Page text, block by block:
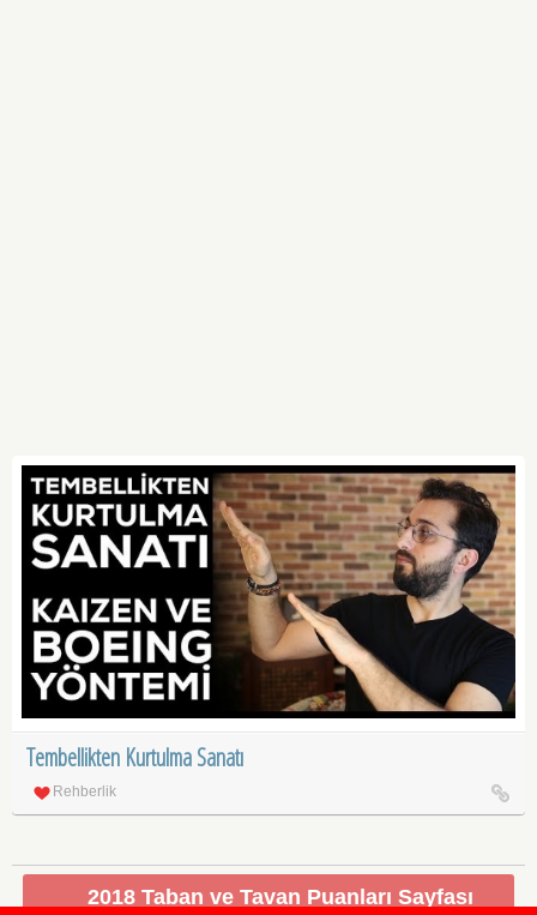
Tembellikten Kurtulma Sanatı
Rehberlik
2018 Taban ve Tavan Puanları Sayfası